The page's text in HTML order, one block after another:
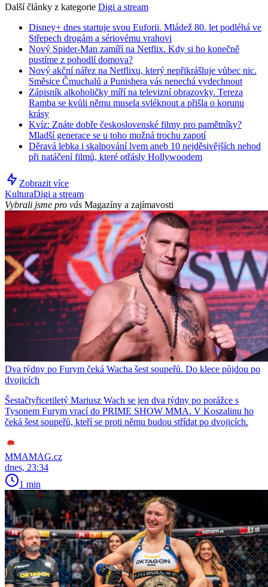
Další články z kategorie Digi a stream
Disney+ dnes startuje svou Euforii. Mládež 80. let podléhá ve
Střepech drogám a sériovému vrahovi
Nový Spider-Man zamíří na Netflix. Kdy si ho konečně
pustíme z pohodlí domova?
Nový akční nářez na Netflixu, který nepřikrášluje vůbec nic.
Směsice Čmuchalů a Punishera vás nenechá vydechnout
Zápisník alkoholičky míří na televizní obrazovky. Tereza
Ramba se kvůli němu musela svléknout a přišla o korunu
krásy
Kvíz: Znáte dobře československé filmy pro pamětníky?
Mladší generace se u toho možná trochu zapotí
Děravá lebka i skalpování lvem aneb 10 nejděsivějších nehod
při natáčení filmů, které otřásly Hollywoodem
Zobrazit více
KulturaDigi a stream
Vybrali jsme pro vás Magazíny a zajímavosti
Dva týdny po Furym čeká Wacha šest soupeřů. Do klece půjdou po
dvojicích
Šestačtyřicetiletý Mariusz Wach se jen dva týdny po porážce s
Tysonem Furym vrací do PRIME SHOW MMA. V Koszalinu ho
čeká šest soupeřů, kteří se proti němu budou střídat po dvojicích.
MMAMAG.cz
dnes, 23:34
1 min